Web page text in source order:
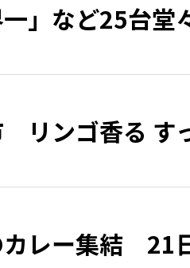
一」など25台
リンゴ香る す
カレー集結 21